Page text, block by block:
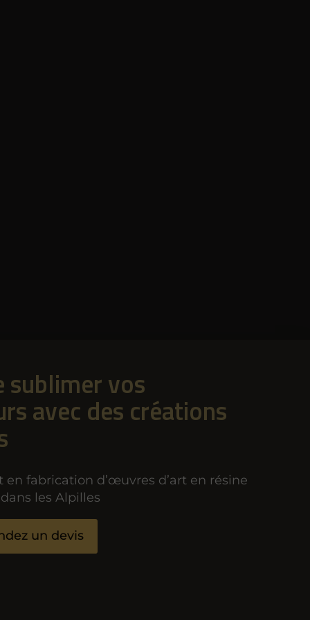
sublimer vos
avec des créations
en fabrication d’œuvres d’art en résine
les Alpilles
un devis